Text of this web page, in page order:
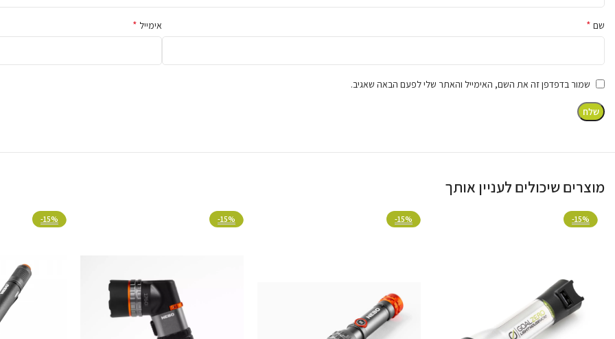
הפנס כולל טכנולוגיית שליטה מתקדמת המאפשרת עמעום רציף לכל רמת אור רצויה, יחד עם פונקציית
שם * אימייל *
שמור בדפדפן זה את השם, האימייל והאתר שלי לפעם הבאה שאגיב.
מוצרים שיכולים לעניין אותך
-15%
-15%
-15%
-15%